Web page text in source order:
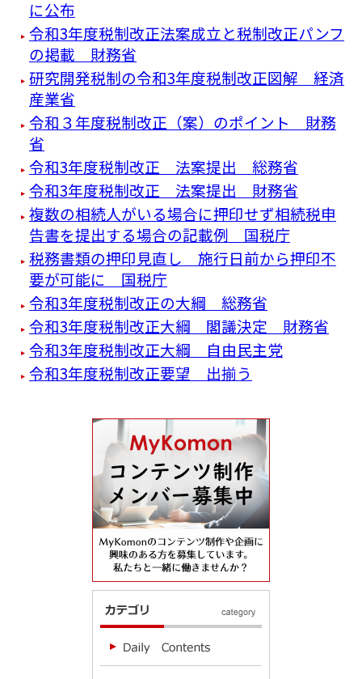
に公布
令和3年度税制改正法案成立と税制改正パンフ
の掲載 財務省
研究開発税制の令和3年度税制改正図解 経済
産業省
令和３年度税制改正（案）のポイント 財務
省
令和3年度税制改正 法案提出 総務省
令和3年度税制改正 法案提出 財務省
複数の相続人がいる場合に押印せず相続税申
告書を提出する場合の記載例 国税庁
税務書類の押印見直し 施行日前から押印不
要が可能に 国税庁
令和3年度税制改正の大綱 総務省
令和3年度税制改正大綱 閣議決定 財務省
令和3年度税制改正大綱 自由民主党
令和3年度税制改正要望 出揃う